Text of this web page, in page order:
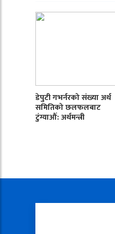
डेपुटी गभर्नरको संख्या अर्थ
समितिको छलफलबाट
टुंग्याऔं: अर्थमन्त्री